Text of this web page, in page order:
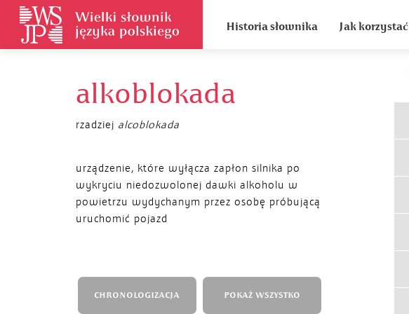
Historia słownika Jak korzystać
alkoblokada
rzadziej alcoblokada
urządzenie, które wyłącza zapłon silnika po
wykryciu niedozwolonej dawki alkoholu w
powietrzu wydychanym przez osobę próbującą
uruchomić pojazd
CHRONOLOGIZACJA POKAŻ WSZYSTKO